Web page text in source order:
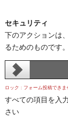
セキュリティ
下のアクションは
るためのものです
ロック : フォーム投稿できま
すべての項目を入
さい